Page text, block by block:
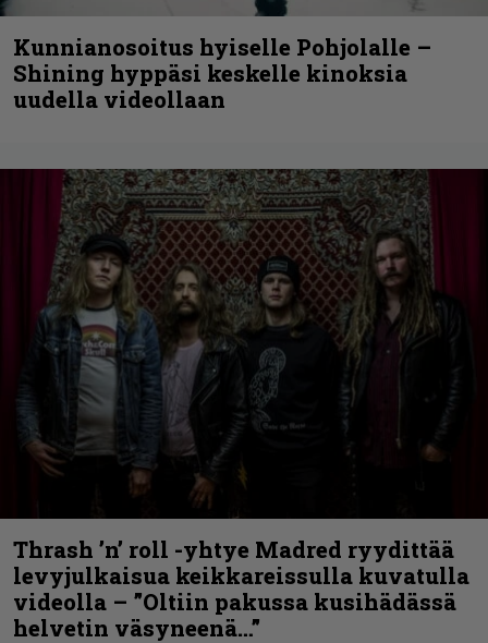
Kunnianosoitus hyiselle Pohjolalle –
Shining hyppäsi keskelle kinoksia
uudella videollaan
Thrash ’n’ roll -yhtye Madred ryydittää
levyjulkaisua keikkareissulla kuvatulla
videolla – ”Oltiin pakussa kusihädässä
helvetin väsyneenä…”